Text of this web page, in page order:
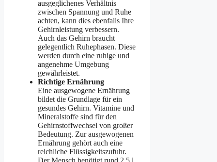
ausgeglichenes Verhältnis
zwischen Spannung und Ruhe
achten, kann dies ebenfalls Ihre
Gehirnleistung verbessern.
Auch das Gehirn braucht
gelegentlich Ruhephasen. Diese
werden durch eine ruhige und
angenehme Umgebung
gewährleistet.
Richtige Ernährung
Eine ausgewogene Ernährung
bildet die Grundlage für ein
gesundes Gehirn. Vitamine und
Mineralstoffe sind für den
Gehirnstoffwechsel von großer
Bedeutung. Zur ausgewogenen
Ernährung gehört auch eine
reichliche Flüssigkeitszufuhr.